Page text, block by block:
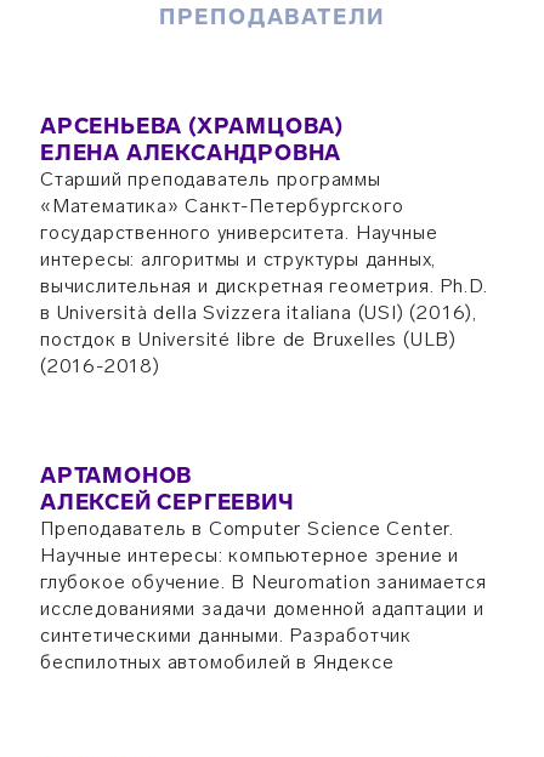
ПРЕПОДАВАТЕЛИ
АРСЕНЬЕВА (ХРАМЦОВА)
ЕЛЕНА АЛЕКСАНДРОВНА
Старший преподаватель программы
«Математика» Санкт-Петербургского
государственного университета. Научные
интересы: алгоритмы и структуры данных,
вычислительная и дискретная геометрия. Ph.D.
в Università della Svizzera italiana (USI) (2016),
постдок в Université libre de Bruxelles (ULB)
(2016-2018)
АРТАМОНОВ
АЛЕКСЕЙ СЕРГЕЕВИЧ
Преподаватель в Computer Science Center.
Научные интересы: компьютерное зрение и
глубокое обучение. В Neuromation занимается
исследованиями задачи доменной адаптации и
синтетическими данными. Разработчик
беспилотных автомобилей в Яндексе